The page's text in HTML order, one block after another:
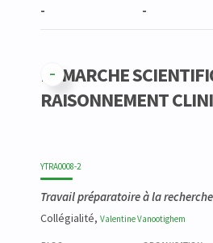
- -
DEMARCHE
RAISONNEMENT
YTRA0008-2
Travail préparatoire à la
Collégialité, ValentineVanootighem